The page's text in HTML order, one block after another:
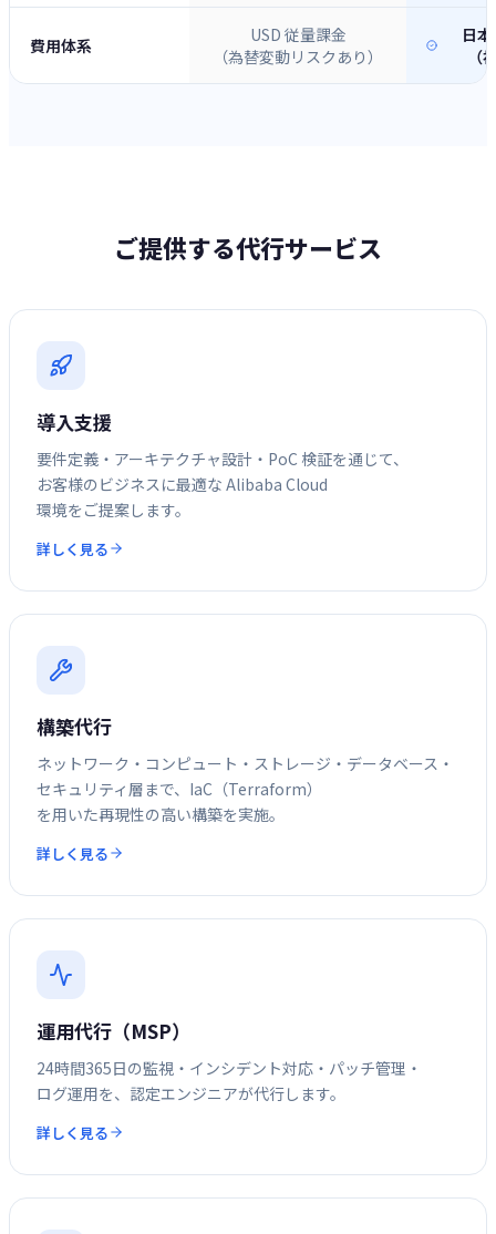
費用体系
USD 従量課金
（為替変動リスクあり）
日
（
ご提供する代行サービス
導入支援
要件定義・アーキテクチャ設計・PoC 検証を通じて、
お客様のビジネスに最適な Alibaba Cloud
環境をご提案します。
詳しく見る
構築代行
ネットワーク・コンピュート・ストレージ・データベース・
セキュリティ層まで、IaC（Terraform）
を用いた再現性の高い構築を実施。
詳しく見る
運用代行（MSP）
24時間365日の監視・インシデント対応・パッチ管理・
ログ運用を、認定エンジニアが代行します。
詳しく見る